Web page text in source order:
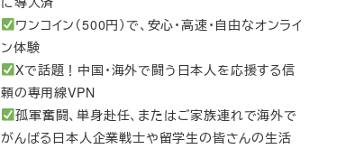
ワンコイン（500円）で、安心・高速・自由なオンライ
ン体験
Xで話題！中国・海外で闘う日本人を応援する信
頼の専用線VPN
孤軍奮闘、単身赴任、またはご家族連れで海外で
がんばる日本人企業戦士や留学生の皆さんの生活